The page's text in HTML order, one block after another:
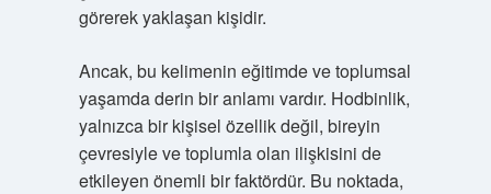
görerek yaklaşan kişidir.
Ancak, bu kelimenin eğitimde ve toplumsal
yaşamda derin bir anlamı vardır. Hodbinlik,
yalnızca bir kişisel özellik değil, bireyin
çevresiyle ve toplumla olan ilişkisini de
etkileyen önemli bir faktördür. Bu noktada,